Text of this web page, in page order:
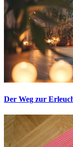
Der Weg zur